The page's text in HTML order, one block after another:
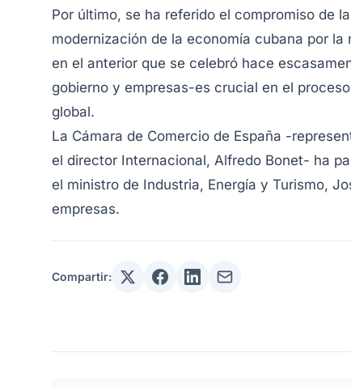
Por último, se ha referido el compromiso de
modernización de la economía cubana por
en el anterior que se celebró hace
gobierno y empresas-es crucial en el
global.
La Cámara de Comercio de España -
el director Internacional, Alfredo Bonet- ha
el ministro de Industria, Energía y Turismo,
empresas.
Compartir: